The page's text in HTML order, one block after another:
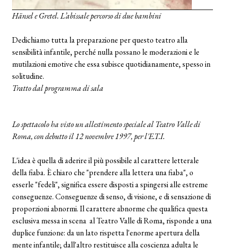
Hänsel e Gretel. L’abissale percorso di due bambini
Dedichiamo tutta la preparazione per questo teatro alla
sensibilità infantile, perché nulla possano le moderazioni e le
mutilazioni emotive che essa subisce quotidianamente, spesso in
solitudine.
Tratto dal programma di sala
Lo spettacolo ha visto un allestimento speciale al Teatro Valle di
Roma, con debutto il 12 novembre 1997, per l'E.T.I.
L'idea è quella di aderire il più possibile al carattere letterale
della fiaba. È chiaro che "prendere alla lettera una fiaba", o
esserle "fedeli", significa essere disposti a spingersi alle estreme
conseguenze. Conseguenze di senso, di visione, e di sensazione di
proporzioni abnormi. Il carattere abnorme che qualifica questa
esclusiva messa in scena al Teatro Valle di Roma, risponde a una
duplice funzione: da un lato rispetta l'enorme apertura della
mente infantile; dall'altro restituisce alla coscienza adulta le